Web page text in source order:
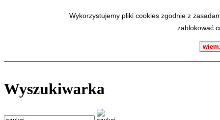
Wykorzystujemy pliki cookies zgodnie z
zablokować
SmodBIP
Wyszukiwarka